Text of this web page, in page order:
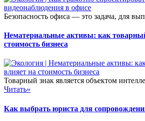
Безопасность офиса — это задача, для
Нематериальные активы: как
стоимость бизнеса
Товарный знак является объектом
Читать»
Как выбрать юриста для